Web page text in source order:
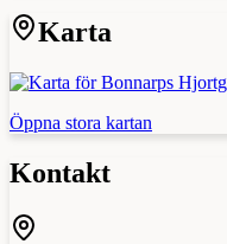
Karta
Öppna stora kartan
Kontakt